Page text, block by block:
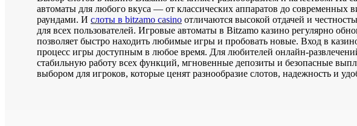
автоматы для любого вкуса — от классических аппаратов до современных
раундами. И слоты в bitzamo casino отличаются высокой отдачей и
для всех пользователей. Игровые автоматы в Bitzamo казино регулярно
позволяет быстро находить любимые игры и пробовать новые. Вход в
процесс игры доступным в любое время. Для любителей онлайн-
стабильную работу всех функций, мгновенные депозиты и безопасные
выбором для игроков, которые ценят разнообразие слотов, надежность и